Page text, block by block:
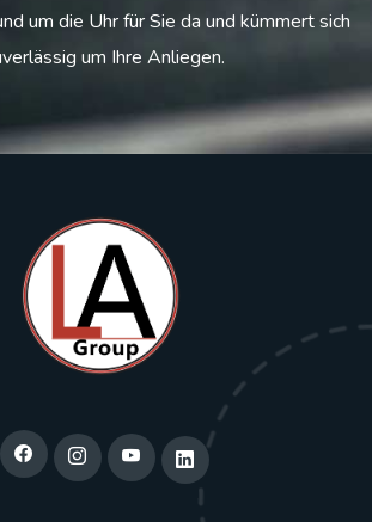
um die Uhr für Sie da und kümmert sich
um Ihre Anliegen.